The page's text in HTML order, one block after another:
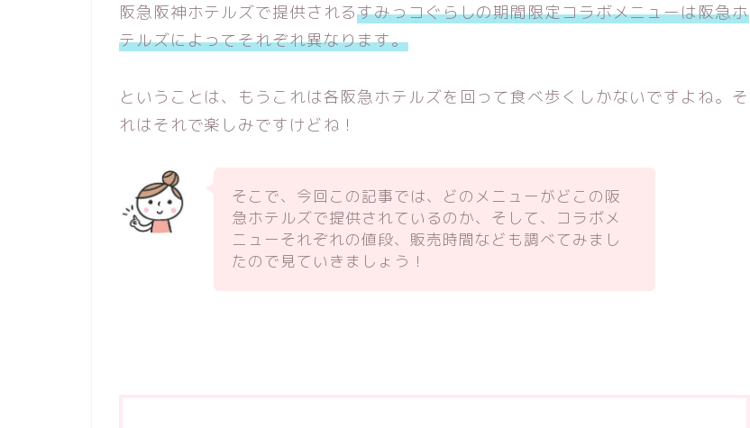
阪急阪神ホテルズで提供されるすみっコぐらしの期間限定コラボメニューは阪急ホ
テルズによってそれぞれ異なります。
ということは、もうこれは各阪急ホテルズを回って食べ歩くしかないですよね。そ
れはそれで楽しみですけどね！
そこで、今回この記事では、どのメニューがどこの阪
急ホテルズで提供されているのか、そして、コラボメ
ニューそれぞれの値段、販売時間なども調べてみまし
たので見ていきましょう！